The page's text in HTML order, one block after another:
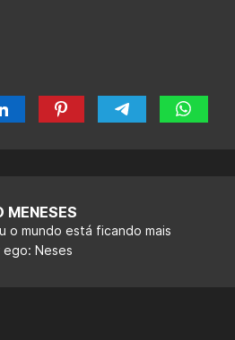
MENESES
o mundo está ficando mais
Neses